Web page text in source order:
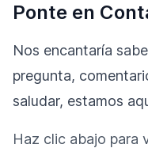
Ponte en
Nos encantaría
pregunta,
saludar, estamos
Haz clic abajo para